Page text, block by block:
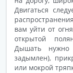
Двигаться
вам уйти от
открытой
Дышать нужно
задымлен),
или мокрой